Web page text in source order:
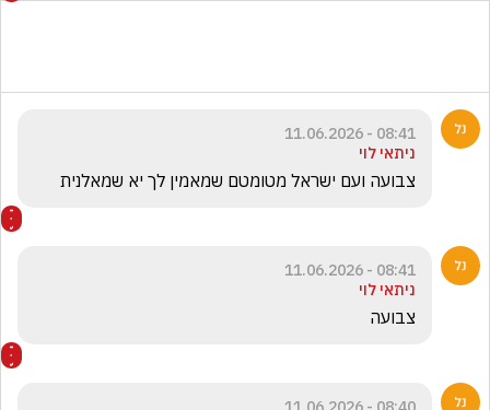
08:41 - 11.06.2026
ניתאי לוי
צבועה ועם ישראל מטומטם שמאמין לך יא שמאלנית
08:41 - 11.06.2026
ניתאי לוי
צבועה